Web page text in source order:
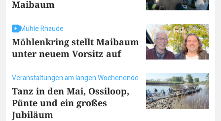
Maibaum
Mühle Rhaude
Möhlenkring stellt Maibaum
unter neuem Vorsitz auf
Veranstaltungen am langen Wochenende
Tanz in den Mai, Ossiloop,
Pünte und ein großes
Jubiläum